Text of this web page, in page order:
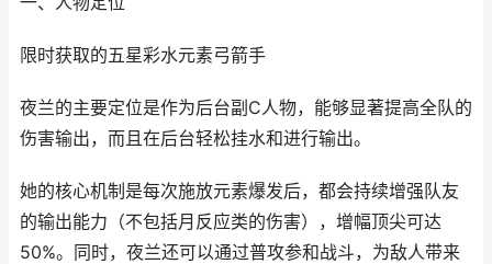
限时获取的五星彩水元素弓箭手
夜兰的主要定位是作为后台副C人物，能够显著提高全队的
伤害输出，而且在后台轻松挂水和进行输出。
她的核心机制是每次施放元素爆发后，都会持续增强队友
的输出能力（不包括月反应类的伤害），增幅顶尖可达
50%。同时，夜兰还可以通过普攻参和战斗，为敌人带来